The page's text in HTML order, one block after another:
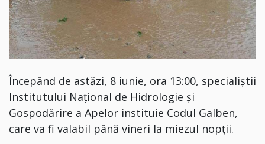
Începând de astăzi, 8 iunie, ora 13:00, specialiștii
Institutului Național de Hidrologie și
Gospodărire a Apelor instituie Codul Galben,
care va fi valabil până vineri la miezul nopții.